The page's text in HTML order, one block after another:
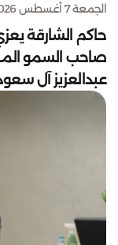
الجمعة 7 أغسطس 2026
حاكم الشارقة
صاحب السمو
عبدالعزيز آل